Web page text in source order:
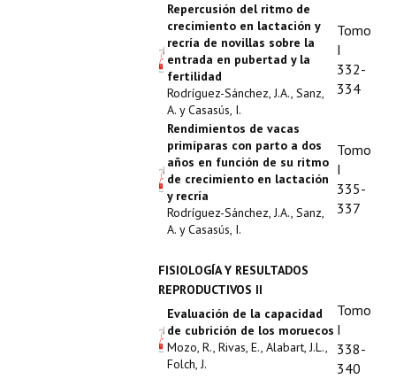
Premio Jóvenes Investigadores
Buscador de Comunicaciones
Buscador de Comunicaciones
Repercusión del ritmo de
crecimiento en lactación y
recría de novillas sobre la
entrada en pubertad y la
fertilidad
Rodríguez-Sánchez, J.A., Sanz,
A. y Casasús, I.
Tomo
I
332-
334
Rendimientos de vacas
primíparas con parto a dos
años en función de su ritmo
de crecimiento en lactación
y recría
Rodríguez-Sánchez, J.A., Sanz,
A. y Casasús, I.
Tomo
I
335-
337
FISIOLOGÍA Y RESULTADOS
REPRODUCTIVOS II
Evaluación de la capacidad
de cubrición de los moruecos
Mozo, R., Rivas, E., Alabart, J.L.,
Folch, J.
Tomo
I
338-
340